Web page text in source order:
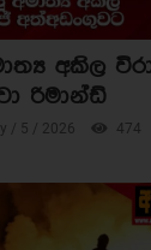
අකිල
රිමාන්ඩ්
/ 5 / 2026 474